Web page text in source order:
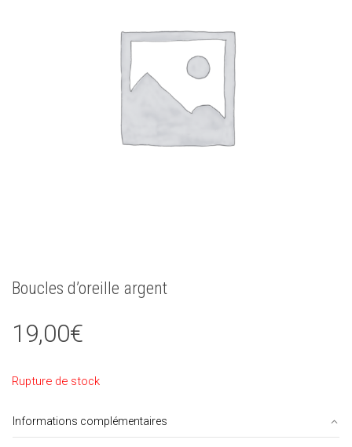
Boucles d’oreille argent
19,00€
Rupture de stock
Informations complémentaires